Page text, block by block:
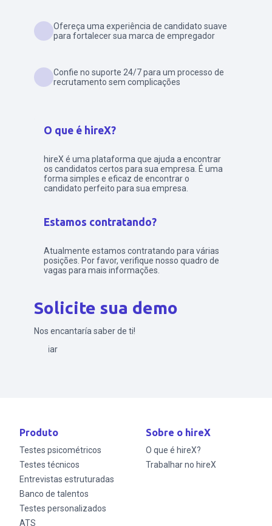
Ofereça uma experiência de candidato suave
para fortalecer sua marca de empregador
Confie no suporte 24/7 para um processo de
recrutamento sem complicações
O que é hireX?
hireX é uma plataforma que ajuda a encontrar
os candidatos certos para sua empresa. É uma
forma simples e eficaz de encontrar o
candidato perfeito para sua empresa.
Estamos contratando?
Atualmente estamos contratando para várias
posições. Por favor, verifique nosso quadro de
vagas para mais informações.
Solicite sua demo
Nos encantaría saber de ti!
Enviar
Produto
Testes psicométricos
Testes técnicos
Entrevistas estruturadas
Banco de talentos
Testes personalizados
ATS
Sobre o hireX
O que é hireX?
Trabalhar no hireX